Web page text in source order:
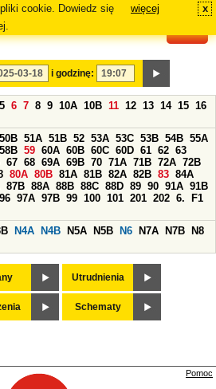
cookie. Dowiedz się
więcej x
i godzinę:
5 6 7 8 9 10A 10B 11 12 13 14 15 16
50B 51A 51B 52 53A 53C 53B 54B 55A
58B 59 60A 60B 60C 60D 61 62 63
67 68 69A 69B 70 71A 71B 72A 72B
80A 80B 81A 81B 82A 82B 83 84A
87B 88A 88B 88C 88D 89 90 91A 91B
96 97A 97B 99 100 101 201 202 6.
F1
N4A N4B N5A N5B N6 N7A N7B
N8
Utrudnienia
Schematy
Pomoc